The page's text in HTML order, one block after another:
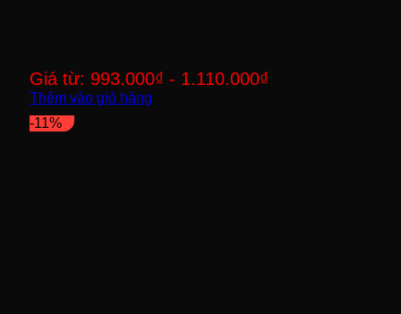
Giá từ: 993.000₫ - 1.110.000₫
Thêm vào giỏ hàng
-11%